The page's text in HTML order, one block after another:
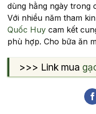
dùng hằng ngày trong
Với nhiều năm tham
Quốc Huy cam kết
phù hợp. Cho bữa ăn
>>> Link mua